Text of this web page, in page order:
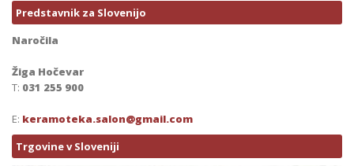
Predstavnik za Slovenijo
Naročila
Žiga Hočevar
T: 031 255 900
E: keramoteka.salon@gmail.com
Trgovine v Sloveniji